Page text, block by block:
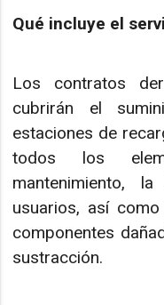
Qué incluye el
Los contratos
cubrirán el
estaciones de
todos los
mantenimiento,
usuarios, así
componentes
sustracción.